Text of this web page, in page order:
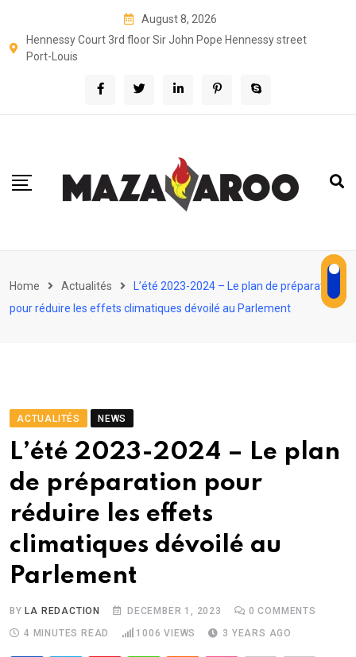
content
August 8, 2026
Hennessy Court 3rd floor Sir John Pope Hennessy street
Port-Louis
Home Actualités
L’été 2023-2024 – Le plan de préparation
pour réduire les effets climatiques dévoilé au Parlement
ACTUALITÉS NEWS
L’été 2023-2024 – Le plan
de préparation pour
réduire les effets
climatiques dévoilé au
Parlement
BYLA REDACTION DECEMBER 1, 2023 0 COMMENTS
4 MINUTES READ
1006 VIEWS 3 YEARS AGO